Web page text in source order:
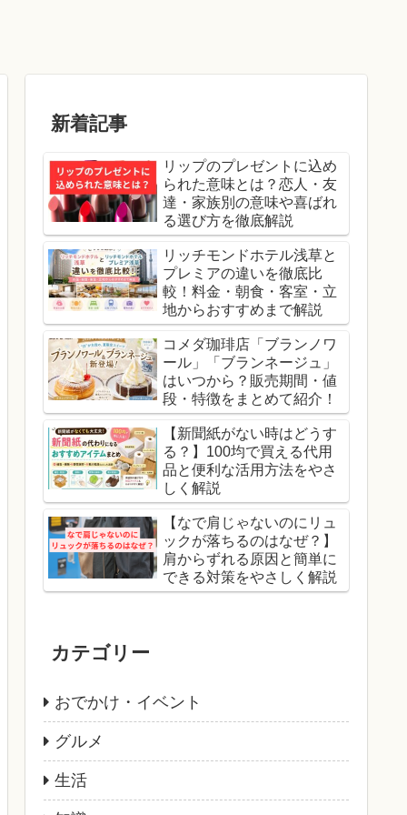
新着記事
リップのプレゼントに込め
られた意味とは？恋人・友
達・家族別の意味や喜ばれ
る選び方を徹底解説
リッチモンドホテル浅草と
プレミアの違いを徹底比
較！料金・朝食・客室・立
地からおすすめまで解説
コメダ珈琲店「ブランノワ
ール」「ブランネージュ」
はいつから？販売期間・値
段・特徴をまとめて紹介！
【新聞紙がない時はどうす
る？】100均で買える代用
品と便利な活用方法をやさ
しく解説
【なで肩じゃないのにリュ
ックが落ちるのはなぜ？】
肩からずれる原因と簡単に
できる対策をやさしく解説
カテゴリー
おでかけ・イベント
グルメ
生活